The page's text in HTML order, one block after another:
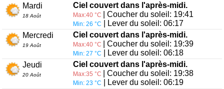
Mardi
18 Août
Ciel couvert dans l'après-midi.
Max:40 °C | Coucher du soleil: 19:41
Min: 26 °C
| Lever du soleil: 06:17
Mercredi
19 Août
Ciel couvert dans l'après-midi.
Max:40 °C | Coucher du soleil: 19:39
Min: 27 °C
| Lever du soleil: 06:18
Jeudi
20 Août
Ciel couvert dans l'après-midi.
Max:35 °C | Coucher du soleil: 19:38
Min: 23 °C
| Lever du soleil: 06:19